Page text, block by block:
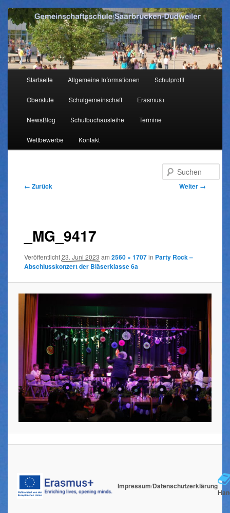
Zum
Inhalt
wechseln
Startseite Allgemeine Informationen Schulprofil
Oberstufe Schulgemeinschaft Erasmus+
NewsBlog Schulbuchausleihe Termine
Wettbewerbe Kontakt
Bilder-
← Zurück Weiter →
_MG_9417
Veröffentlicht23. Juni 2023 am 2560 × 1707in Party Rock –
Abschlusskonzert der Bläserklasse 6a
Impressum/Datenschutzerklärung